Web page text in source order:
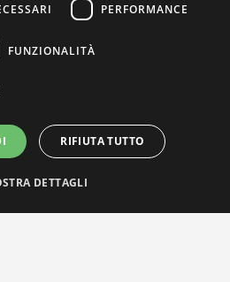
PERFORMANCE
FUNZIONALITÀ
RIFIUTA TUTTO
DETTAGLI